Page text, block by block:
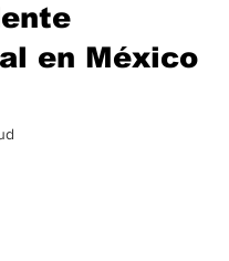
en México